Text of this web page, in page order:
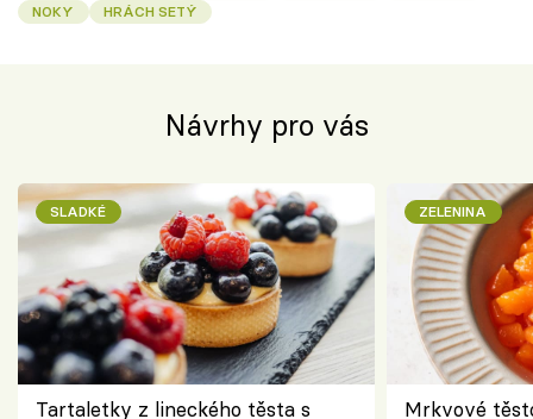
NOKY
HRÁCH SETÝ
Návrhy pro vás
SLADKÉ
Tartaletky z lineckého těsta s
ZELENINA
Mrkvové